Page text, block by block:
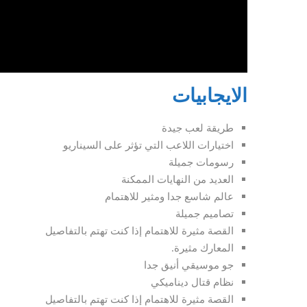
الايجابيات
طريقة لعب جيدة
اختيارات اللاعب التي تؤثر على السيناريو
رسومات جميلة
العديد من النهايات الممكنة
عالم شاسع جدا ومثير للاهتمام
تصاميم جميلة
القصة مثيرة للاهتمام إذا كنت تهتم بالتفاصيل
المعارك مثيرة.
جو موسيقي أنيق جدا
نظام قتال ديناميكي
القصة مثيرة للاهتمام إذا كنت تهتم بالتفاصيل